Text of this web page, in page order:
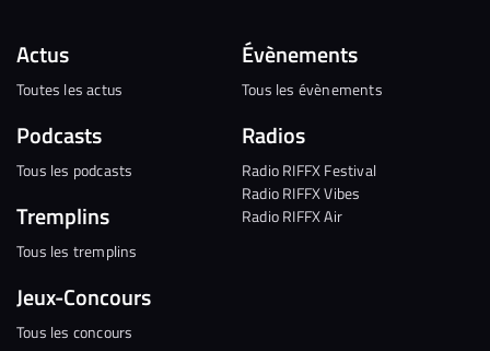
Actus
Toutes les actus
Podcasts
Tous les podcasts
Tremplins
Tous les tremplins
Jeux-Concours
Tous les concours
Évènements
Tous les évènements
Radios
Radio RIFFX Festival
Radio RIFFX Vibes
Radio RIFFX Air